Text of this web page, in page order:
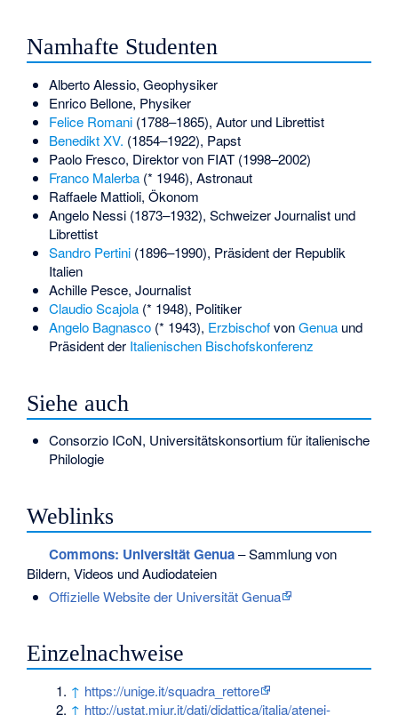
Namhafte Studenten
Alberto Alessio, Geophysiker
Enrico Bellone, Physiker
Felice Romani(1788–1865), Autor und Librettist
Benedikt XV. (1854–1922), Papst
Paolo Fresco, Direktor von FIAT (1998–2002)
Franco Malerba(* 1946), Astronaut
Raffaele Mattioli, Ökonom
Angelo Nessi(1873–1932), Schweizer Journalist und
Librettist
Sandro Pertini(1896–1990), Präsident der Republik
Italien
Achille Pesce, Journalist
Claudio Scajola(* 1948), Politiker
Angelo Bagnasco(* 1943), ErzbischofvonGenuaund
Präsident der Italienischen Bischofskonferenz
Siehe auch
Consorzio ICoN, Universitätskonsortium für italienische
Philologie
Weblinks
Commons: Universität Genua– Sammlung von
Bildern, Videos und Audiodateien
Offizielle Website der Universität Genua
Einzelnachweise
↑ https://unige.it/squadra_rettore
↑ http://ustat.miur.it/dati/didattica/italia/atenei-